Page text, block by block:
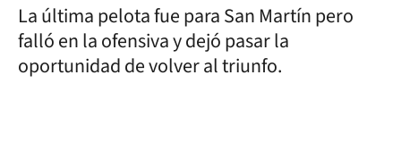
La última pelota fue para San Martín pero
falló en la ofensiva y dejó pasar la
oportunidad de volver al triunfo.